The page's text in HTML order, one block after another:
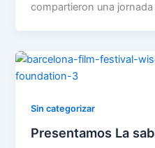
compartieron una
Sin categorizar
Presentamos La